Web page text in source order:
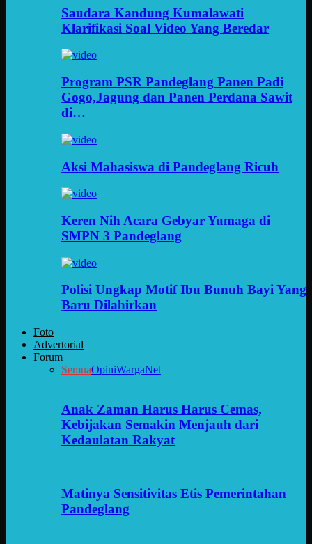
Saudara Kandung Kumalawati
Klarifikasi Soal Video Yang Beredar
Program PSR Pandeglang Panen Padi
Gogo,Jagung dan Panen Perdana Sawit
di…
Aksi Mahasiswa di Pandeglang Ricuh
Keren Nih Acara Gebyar Yumaga di
SMPN 3 Pandeglang
Polisi Ungkap Motif Ibu Bunuh Bayi Yang
Baru Dilahirkan
Foto
Advertorial
Forum
SemuaOpiniWargaNet
Anak Zaman Harus Harus Cemas,
Kebijakan Semakin Menjauh dari
Kedaulatan Rakyat
Matinya Sensitivitas Etis Pemerintahan
Pandeglang